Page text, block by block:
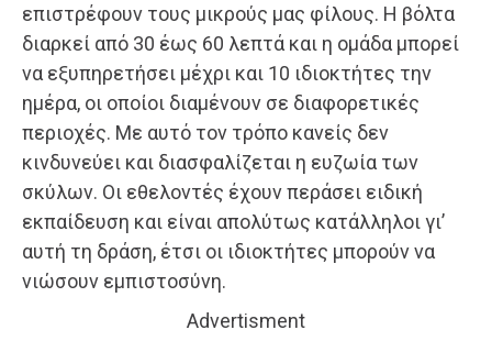
επιστρέφουν τους μικρούς μας φίλους. Η βόλτα
διαρκεί από 30 έως 60 λεπτά και η ομάδα μπορεί
να εξυπηρετήσει μέχρι και 10 ιδιοκτήτες την
ημέρα, οι οποίοι διαμένουν σε διαφορετικές
περιοχές. Με αυτό τον τρόπο κανείς δεν
κινδυνεύει και διασφαλίζεται η ευζωία των
σκύλων. Οι εθελοντές έχουν περάσει ειδική
εκπαίδευση και είναι απολύτως κατάλληλοι γι’
αυτή τη δράση, έτσι οι ιδιοκτήτες μπορούν να
νιώσουν εμπιστοσύνη.
Advertisment